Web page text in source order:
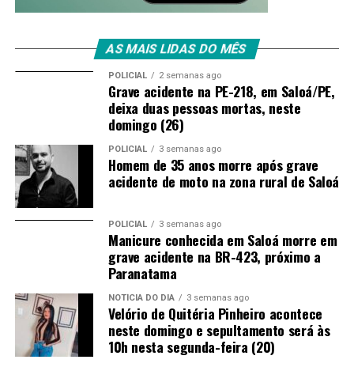
AS MAIS LIDAS DO MÊS
POLICIAL 2 semanas ago
Grave acidente na PE-218, em Saloá/PE,
deixa duas pessoas mortas, neste
domingo (26)
POLICIAL 3 semanas ago
Homem de 35 anos morre após grave
acidente de moto na zona rural de Saloá
POLICIAL 3 semanas ago
Manicure conhecida em Saloá morre em
grave acidente na BR-423, próximo a
Paranatama
NOTÍCIA DO DIA 3 semanas ago
Velório de Quitéria Pinheiro acontece
neste domingo e sepultamento será às
10h nesta segunda-feira (20)